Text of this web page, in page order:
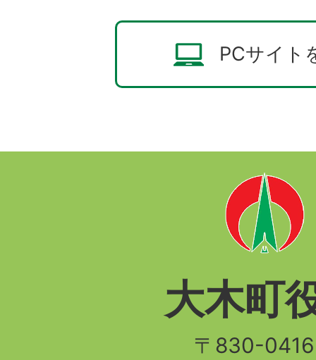
PCサイト
大木町
〒830-